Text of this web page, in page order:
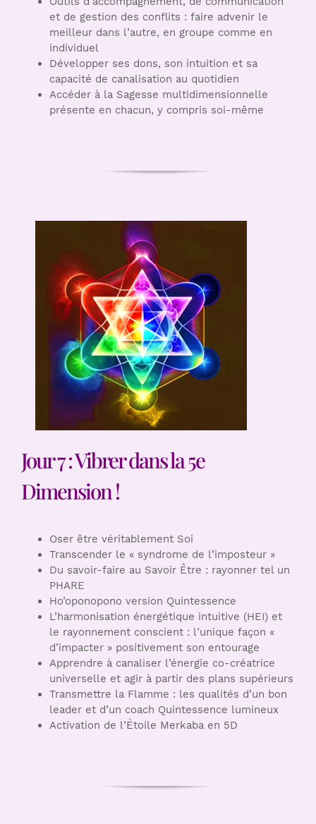
et de gestion des conflits : faire advenir le
meilleur dans l’autre, en groupe comme en
individuel
Développer ses dons, son intuition et sa
capacité de canalisation au quotidien
Accéder à la Sagesse multidimensionnelle
présente en chacun, y compris soi-même
Jour 7 : Vibrer dans la 5e
Dimension !
Oser être véritablement Soi
Transcender le « syndrome de l’imposteur »
Du savoir-faire au Savoir Être : rayonner tel un
PHARE
Ho’oponopono version Quintessence
L’harmonisation énergétique intuitive (HEI) et
le rayonnement conscient : l’unique façon «
d’impacter » positivement son entourage
Apprendre à canaliser l’énergie co-créatrice
universelle et agir à partir des plans supérieurs
Transmettre la Flamme : les qualités d’un bon
leader et d’un coach Quintessence lumineux
Activation de l’Étoile Merkaba en 5D